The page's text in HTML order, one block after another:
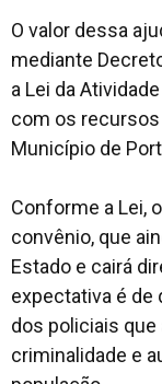
O valor dessa
mediante
a Lei da
com os
Município de
Conforme a Lei,
convênio, que
Estado e cairá
expectativa é de
dos policiais que
criminalidade e